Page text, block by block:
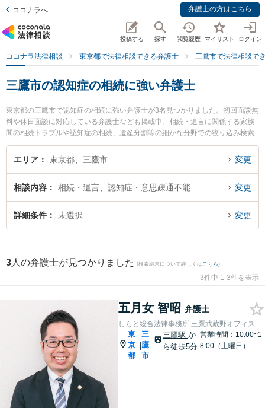
ココナラへ 弁護士の方はこちら
投稿する 探す 閲覧履歴 マイリスト ログイン
ココナラ法律相談 東京都で法律相談できる弁護士 三鷹市で法律相談で
三鷹市の認知症の相続に強い弁護士
東京都の三鷹市で認知症の相続に強い弁護士が3名見つかりました。初回面談無
料や休日面談に対応している弁護士なども掲載中。相続・遺言に関係する家族
間の相続トラブルや認知症の相続、遺産分割等の細かな分野での絞り込み検索
もでき便利です。特にしらと総合法律事務所 三鷹武蔵野オフィスの五月女 智昭
弁護士や三鷹の森法律事務所の薦田 知浩弁護士、みたか総合法律事務所の齊藤
相談したい』『認知症の相続のトラブル解決の実績豊富な近くの弁護士を検索
したい』『初回相談無料で認知症の相続を法律相談できる三鷹市内の弁護士に
相談予約したい』などでお困りの相談者さんにおすすめです。
エリア 東京都、三鷹市 変更
相談内容 相続・遺言、認知症・意思疎通不能 変更
詳細条件 未選択 変更
3 人の弁護士が見つかりました (検索結果について詳しくは こちら)
3件中 1-3件を表示
五月女 智昭 弁護士
しらと総合法律事務所 三鷹武蔵野オフィス
東
京
都
|
三
鷹
市
三鷹駅 か
ら徒歩5分
営業時間：10:00~1
8:00（土曜日）